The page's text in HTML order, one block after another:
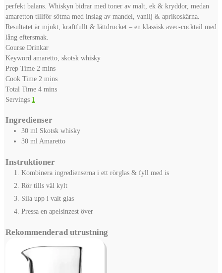
perfekt balans. Whiskyn bidrar med toner av malt, ek & kryddor, medan
amaretton tillför sötma med inslag av mandel, vanilj & aprikoskärna.
Resultatet är mjukt, kraftfullt & lättdrucket – en klassisk avec-cocktail med
lång eftersmak.
Course Drinkar
Keyword amaretto, skotsk whisky
Prep Time 2 minutes
mins
Cook Time 2 minutes
mins
Total Time 4minutes
mins
Servings 1
Ingredienser
30 ml Skotsk whisky
30 mlAmaretto
Instruktioner
Kombinera ingredienserna i ett rörglas & fyll med is
Rör tills väl kylt
Sila upp i valt glas
Pressa en apelsinzest över
Rekommenderad utrustning